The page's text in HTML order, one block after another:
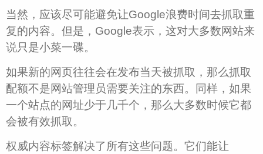
当然，应该尽可能避免让Google浪费时间去抓取重
复的内容。但是，Google表示，这对大多数网站来
说只是小菜一碟。
如果新的网页往往会在发布当天被抓取，那么抓取
配额不是网站管理员需要关注的东西。同样，如果
一个站点的网址少于几千个，那么大多数时候它都
会被有效抓取。
权威内容标签解决了所有这些问题。它们能让